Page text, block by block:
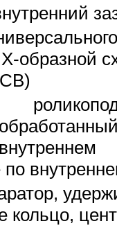
образной